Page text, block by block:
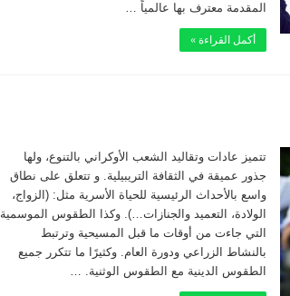
المقدمة معترف بها عالمياً …
أكمل القراءة »
تتميز عادات وتقاليد الشعب الأوكراني بالتنوع، ولها
جذور عميقة في الثقافة التريبيلية. و تتعلق على نطاق
واسع بالأحداث الرئيسية للحياة الأسرية مثل: (الزواج،
الولادة، التعميد والجنازات…). وكذا الطقوس الموسمية
التي جاءت من أوقات ما قبل المسيحية وترتبط
بالنشاط الزراعي ودورة العام. وكثيرًا ما تتكرر جميع
الطقوس الدينية مع الطقوس الوثنية. …